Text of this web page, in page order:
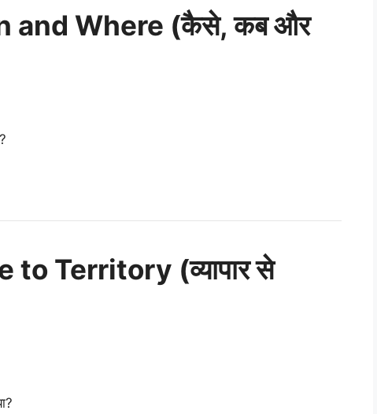
and Where (कैसे, कब और
Territory (व्यापार से